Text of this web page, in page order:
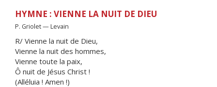
HYMNE : VIENNE LA NUIT DE DIEU
P. Griolet — Levain
R/ Vienne la nuit de Dieu,
Vienne la nuit des hommes,
Vienne toute la paix,
Ô nuit de Jésus Christ !
(Alléluia ! Amen !)